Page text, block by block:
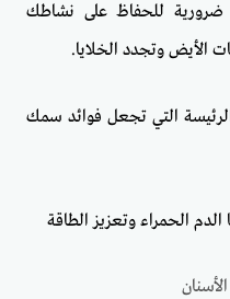
ضرورية للحفاظ على نشاطك
الأيض وتجدد الخلايا.
الرئيسة التي تجعل فوائد سمك